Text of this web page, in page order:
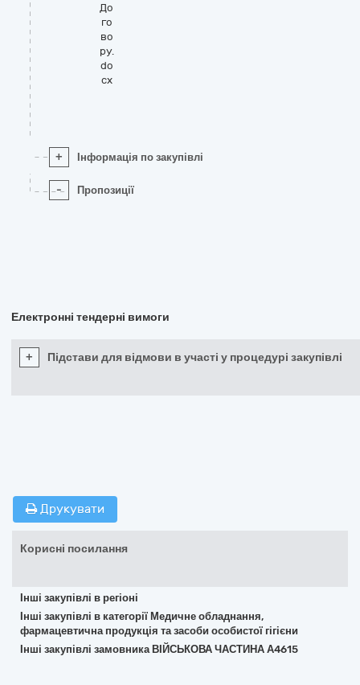
До
го
во
ру.
do
cx
+ Інформація по закупівлі
- Пропозиції
Електронні тендерні вимоги
+ Підстави для відмови в участі у процедурі закупівлі
Друкувати
Корисні посилання
Інші закупівлі в регіоні
Інші закупівлі в категорії Медичне обладнання,
фармацевтична продукція та засоби особистої гігієни
Інші закупівлі замовника ВІЙСЬКОВА ЧАСТИНА А4615